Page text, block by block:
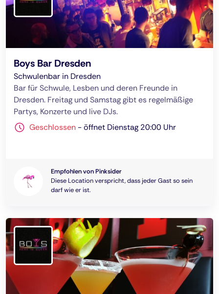
Boys Bar Dresden
Schwulenbar in Dresden
Bar für Schwule, Lesben und deren Freunde in
Dresden. Freitag und Samstag gibt es regelmäßige
Partys, Konzerte und live DJs.
Geschlossen -öffnet Dienstag 20:00 Uhr
Empfohlen von Pinksider
Diese Location verspricht, dass jeder Gast so sein
darf wie er ist.